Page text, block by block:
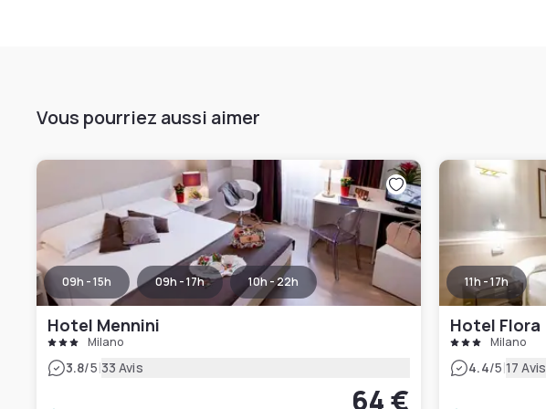
Vous pourriez aussi aimer
09h - 15h 09h - 17h 10h - 22h
Hotel Mennini
Milano
3.8/5|33 Avis
64 €
11h - 17h
Hotel Flora
Milano
4.4/5|17 Avis